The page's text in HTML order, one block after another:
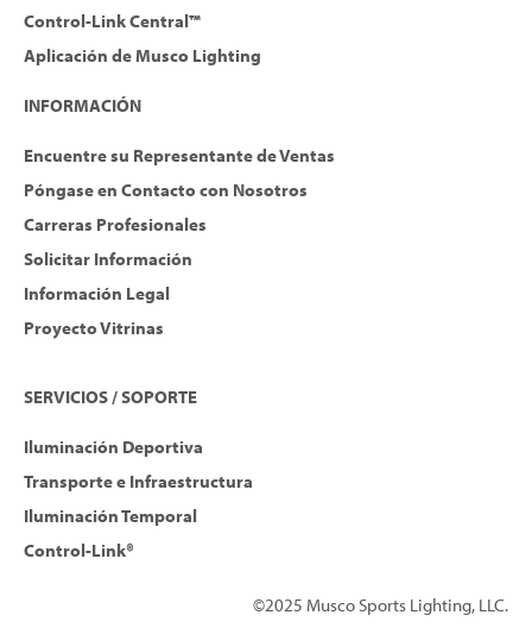
Control-Link Central™
Aplicación de Musco Lighting
INFORMACIÓN
Encuentre su Representante de Ventas
Póngase en Contacto con Nosotros
Carreras Profesionales
Solicitar Información
Información Legal
Proyecto Vitrinas
SERVICIOS / SOPORTE
Iluminación Deportiva
Transporte e Infraestructura
Iluminación Temporal
Control-Link®
©2025 Musco Sports Lighting, LLC.